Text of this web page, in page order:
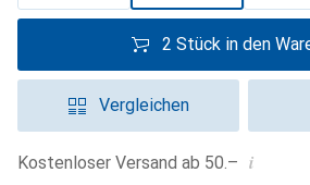
2 Stück in den
Vergleichen
Kostenloser Versand ab 50.– i